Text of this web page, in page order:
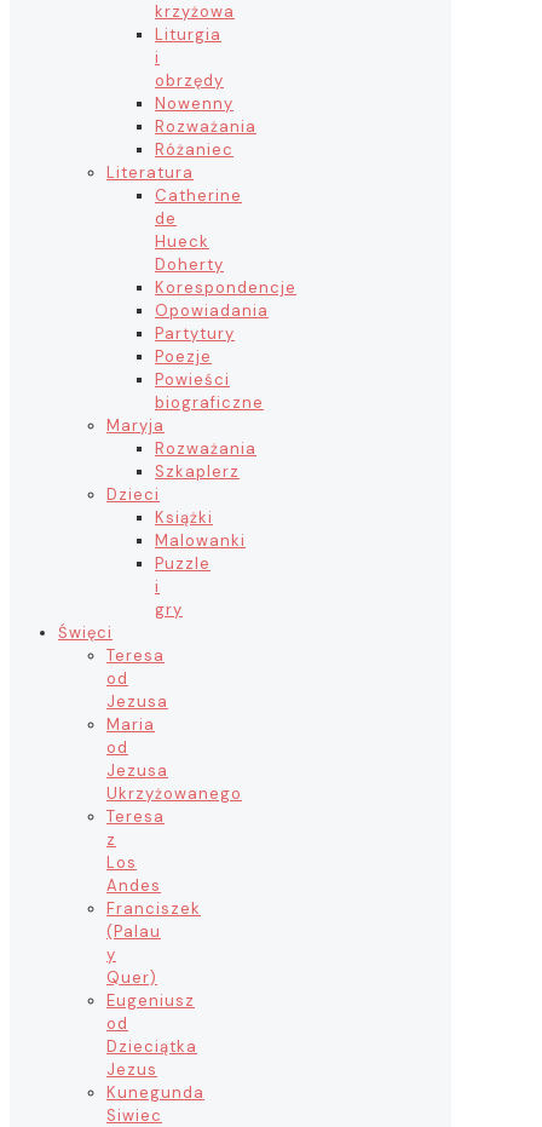
krzyżowa
Liturgia
i
obrzędy
Nowenny
Rozważania
Różaniec
Literatura
Catherine
de
Hueck
Doherty
Korespondencje
Opowiadania
Partytury
Poezje
Powieści
biograficzne
Maryja
Rozważania
Szkaplerz
Dzieci
Książki
Malowanki
Puzzle
i
gry
Święci
Teresa
od
Jezusa
Maria
od
Jezusa
Ukrzyżowanego
Teresa
z
Los
Andes
Franciszek
(Palau
y
Quer)
Eugeniusz
od
Dzieciątka
Jezus
Kunegunda
Siwiec